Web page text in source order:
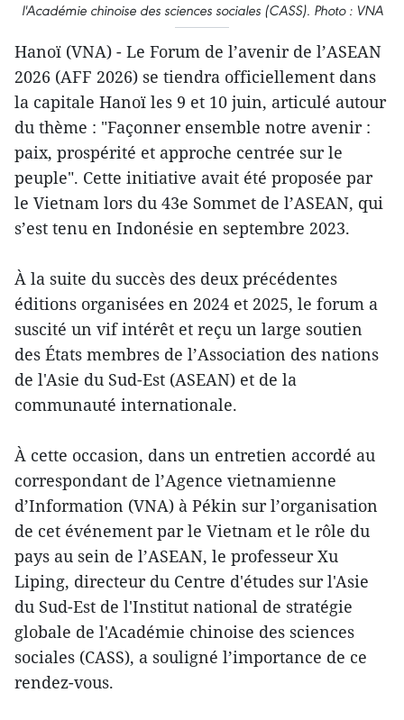
l'Académie chinoise des sciences sociales (CASS). Photo : VNA
Hanoï (VNA) - Le Forum de l’avenir de l’ASEAN
2026 (AFF 2026) se tiendra officiellement dans
la capitale Hanoï les 9 et 10 juin, articulé autour
du thème : "Façonner ensemble notre avenir :
paix, prospérité et approche centrée sur le
peuple". Cette initiative avait été proposée par
le Vietnam lors du 43e Sommet de l’ASEAN, qui
s’est tenu en Indonésie en septembre 2023.
À la suite du succès des deux précédentes
éditions organisées en 2024 et 2025, le forum a
suscité un vif intérêt et reçu un large soutien
des États membres de l’Association des nations
de l'Asie du Sud-Est (ASEAN) et de la
communauté internationale.
À cette occasion, dans un entretien accordé au
correspondant de l’Agence vietnamienne
d’Information (VNA) à Pékin sur l’organisation
de cet événement par le Vietnam et le rôle du
pays au sein de l’ASEAN, le professeur Xu
Liping, directeur du Centre d'études sur l'Asie
du Sud-Est de l'Institut national de stratégie
globale de l'Académie chinoise des sciences
sociales (CASS), a souligné l’importance de ce
rendez-vous.